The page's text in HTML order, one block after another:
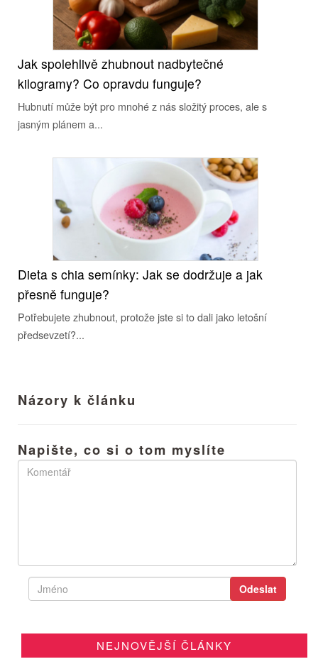
Jak spolehlivě zhubnout nadbytečné
kilogramy? Co opravdu funguje?
Hubnutí může být pro mnohé z nás složitý proces, ale s
jasným plánem a...
Dieta s chia semínky: Jak se dodržuje a jak
přesně funguje?
Potřebujete zhubnout, protože jste si to dali jako letošní
předsevzetí?...
Názory k článku
Napište, co si o tom myslíte
NEJNOVĚJŠÍ ČLÁNKY